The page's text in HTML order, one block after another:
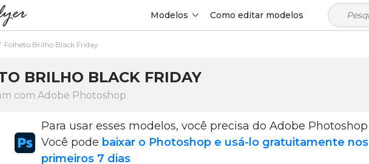
Modelos Como editar modelos
Folheto Brilho Black Friday
BRILHO BLACK FRIDAY
com Adobe Photoshop
Para usar esses modelos, você precisa do Adobe Photoshop
Você pode baixar o Photoshop e usá-lo gratuitamente nos
primeiros 7 dias